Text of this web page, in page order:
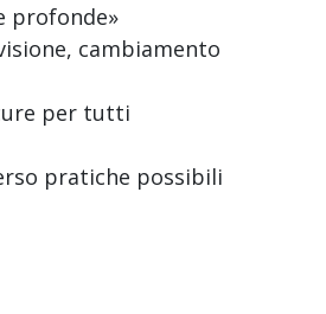
profonde»
cambiamento
per tutti
pratiche possibili